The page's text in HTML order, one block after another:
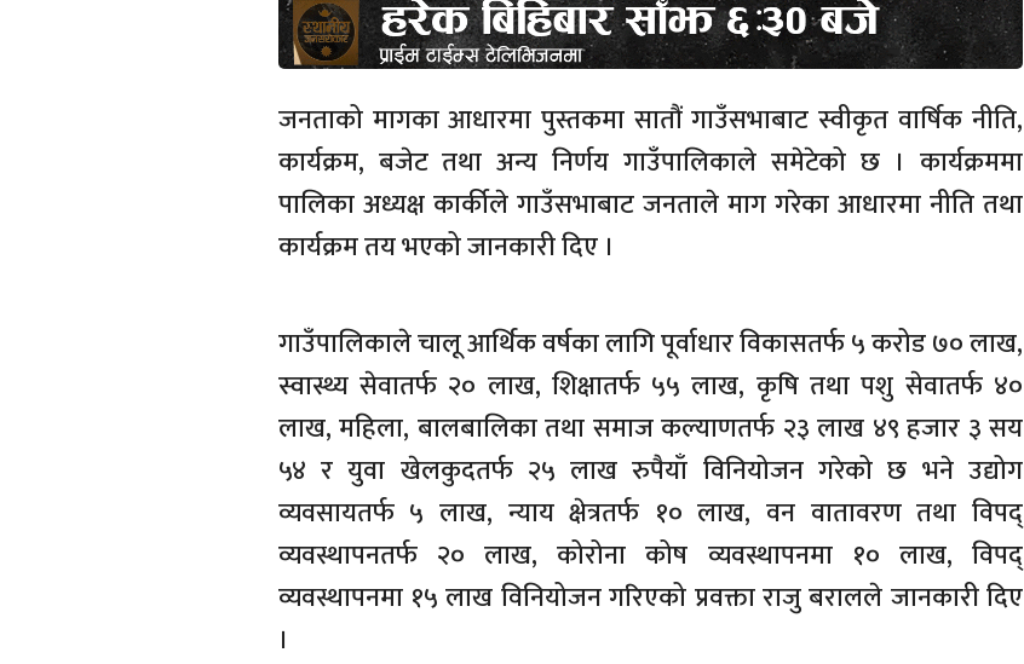
जनताको मागका आधारमा पुस्तकमा सातौं गाउँसभाबाट स्वीकृत वार्षिक नीति,
कार्यक्रम, बजेट तथा अन्य निर्णय गाउँपालिकाले समेटेको छ । कार्यक्रममा
पालिका अध्यक्ष कार्कीले गाउँसभाबाट जनताले माग गरेका आधारमा नीति तथा
कार्यक्रम तय भएको जानकारी दिए ।
गाउँपालिकाले चालू आर्थिक वर्षका लागि पूर्वाधार विकासतर्फ ५ करोड ७० लाख,
स्वास्थ्य सेवातर्फ २० लाख, शिक्षातर्फ ५५ लाख, कृषि तथा पशु सेवातर्फ ४०
लाख, महिला, बालबालिका तथा समाज कल्याणतर्फ २३ लाख ४९ हजार ३ सय
५४ र युवा खेलकुदतर्फ २५ लाख रुपैयाँ विनियोजन गरेको छ भने उद्योग
व्यवसायतर्फ ५ लाख, न्याय क्षेत्रतर्फ १० लाख, वन वातावरण तथा विपद्
व्यवस्थापनतर्फ २० लाख, कोरोना कोष व्यवस्थापनमा १० लाख, विपद्
व्यवस्थापनमा १५ लाख विनियोजन गरिएको प्रवक्ता राजु बरालले जानकारी दिए
।